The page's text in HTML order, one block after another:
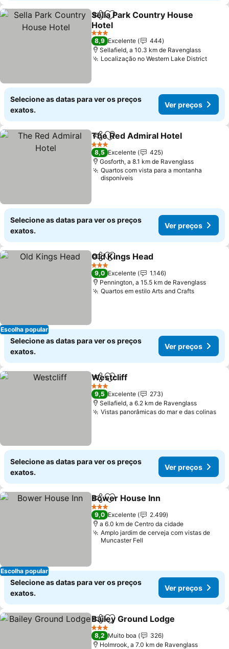
PartilharAdicionar aos favoritos
Sella Park Country House
Hotel
3 Estrelas
8,9 Excelente
444
Sellafield, a 10.3 km de Ravenglass
Localização no Western Lake District
Selecione as datas para ver os preços
exatos.
Ver preços
PartilharAdicionar aos favoritos
The Red Admiral Hotel
3 Estrelas
8,5 Excelente
425
Gosforth, a 8.1 km de Ravenglass
Quartos com vista para a montanha
disponíveis
Selecione as datas para ver os preços
exatos.
Ver preços
Escolha popular
PartilharAdicionar aos favoritos
Old Kings Head
3 Estrelas
9,0 Excelente
1.146
Pennington, a 15.5 km de Ravenglass
Quartos em estilo Arts and Crafts
Selecione as datas para ver os preços
exatos.
Ver preços
PartilharAdicionar aos favoritos
Westcliff
3 Estrelas
9,5 Excelente
273
Sellafield, a 6.2 km de Ravenglass
Vistas panorâmicas do mar e das colinas
Selecione as datas para ver os preços
exatos.
Ver preços
Escolha popular
PartilharAdicionar aos favoritos
Bower House Inn
3 Estrelas
9,0 Excelente
2.499
a 6.0 km de Centro da cidade
Amplo jardim de cerveja com vistas de
Muncaster Fell
Selecione as datas para ver os preços
exatos.
Ver preços
PartilharAdicionar aos favoritos
Bailey Ground Lodge
3 Estrelas
8,2 Muito boa
326
Holmrook, a 7.0 km de Ravenglass